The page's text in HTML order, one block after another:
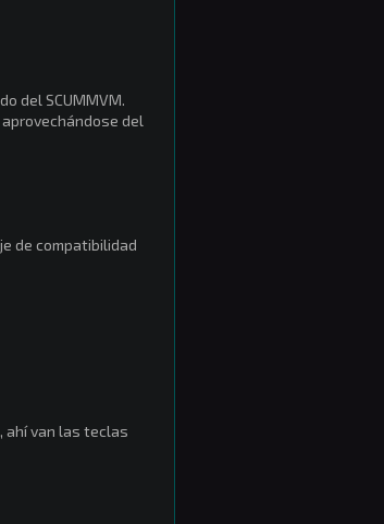
del SCUMMVM.
del
de compatibilidad
ahí van las teclas